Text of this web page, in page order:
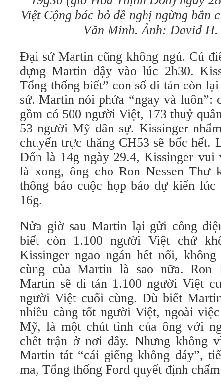
Việt Cộng bác bỏ đề nghị ngừng bắn
Văn Minh. Ảnh: David H.
Đại sứ Martin cũng không ngủ. Cú
dựng Martin dậy vào lúc 2h30.
Tổng thống biết” con số di tản còn
sứ. Martin nói phứa “ngay và luôn”:
gồm có 500 người Việt, 173 thuỷ
53 người Mỹ dân sự. Kissinger
chuyến trực thăng CH53 sẽ bốc hết.
Đốn là 14g ngày 29.4, Kissinger
là xong, ông cho Ron Nessen Thư
thông báo cuộc họp báo dự kiến
16g.
Nửa giờ sau Martin lại gửi công
biết còn 1.100 người Việt chứ
Kissinger ngao ngán hết nổi,
cùng của Martin là sao nữa. Ron
Martin sẽ di tản 1.100 người Việt
người Việt cuối cùng. Dù biết
nhiều càng tốt người Việt, ngoài
Mỹ, là một chút tình của ông với
chết trận ở nơi đây. Nhưng không
Martin tát “cái giếng không đáy”,
ma, Tổng thống Ford quyết định